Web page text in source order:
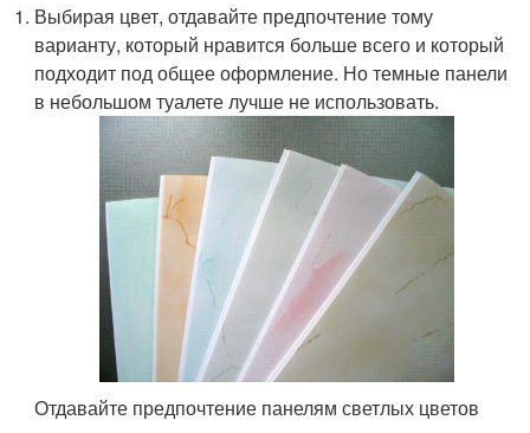
Выбирая цвет, отдавайте предпочтение тому
варианту, который нравится больше всего и который
подходит под общее оформление. Но темные панели
в небольшом туалете лучше не использовать.
Отдавайте предпочтение панелям светлых цветов